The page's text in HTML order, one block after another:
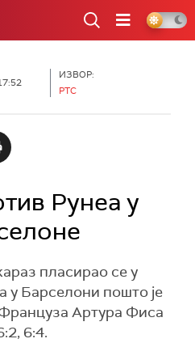
ИЗВОР:
РТС
Рунеа у
пласирао се у
у Барселони пошто је
Артура Фиса
6:4.